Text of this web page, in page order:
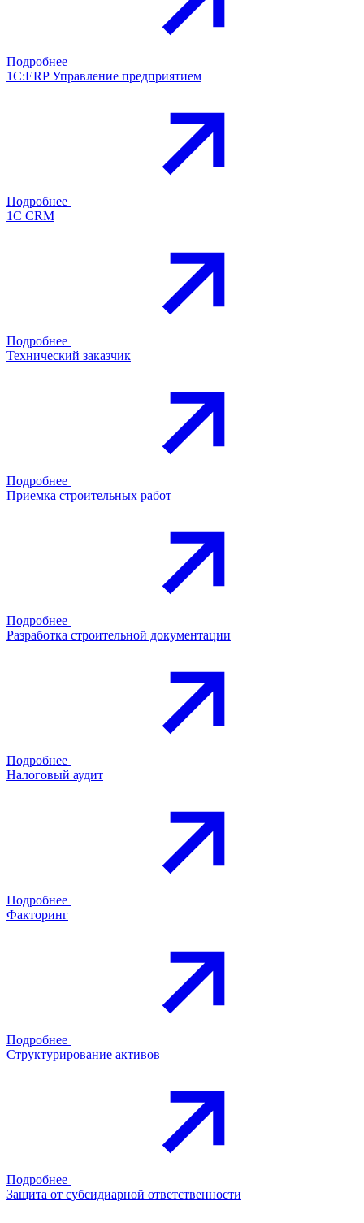
Подробнее
1С:ERP Управление предприятием
Подробнее
1С CRM
Подробнее
Технический заказчик
Подробнее
Приемка строительных работ
Подробнее
Разработка строительной документации
Подробнее
Налоговый аудит
Подробнее
Факторинг
Подробнее
Структурирование активов
Подробнее
Защита от субсидиарной ответственности